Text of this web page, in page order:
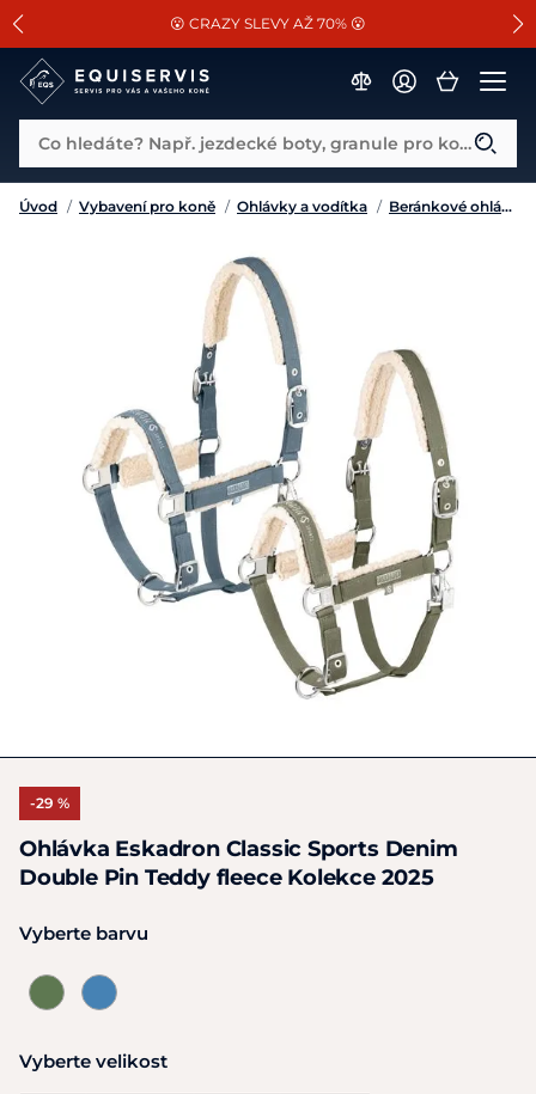
SLEVA 13% na vše od Cassini!
😮 CRAZY SLEVY AŽ 70% 😮
📐Pasování a doplňky k vybraným sedlům ZDARMA 🐴
Co hledáte? Např. jezdecké boty, granule pro koně...
Úvod / Vybavení pro koně / Ohlávky a vodítka / Beránkové ohlávky
-29 %
Ohlávka Eskadron Classic Sports Denim
Double Pin Teddy fleece Kolekce 2025
Vyberte barvu
Vyberte velikost